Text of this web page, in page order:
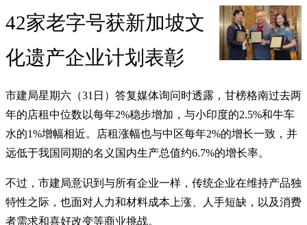
42家老字号获新加坡文
化遗产企业计划表彰
市建局星期六（31日）答复媒体询问时透露，甘榜格南过去两
年的店租中位数以每年2%稳步增加，与小印度的2.5%和牛车
水的1%增幅相近。店租涨幅也与中区每年2%的增长一致，并
远低于我国同期的名义国内生产总值约6.7%的增长率。
不过，市建局意识到与所有企业一样，传统企业在维持产品独
特性之际，也面对人力和材料成本上涨、人手短缺，以及消费
者需求和喜好改变等商业挑战。